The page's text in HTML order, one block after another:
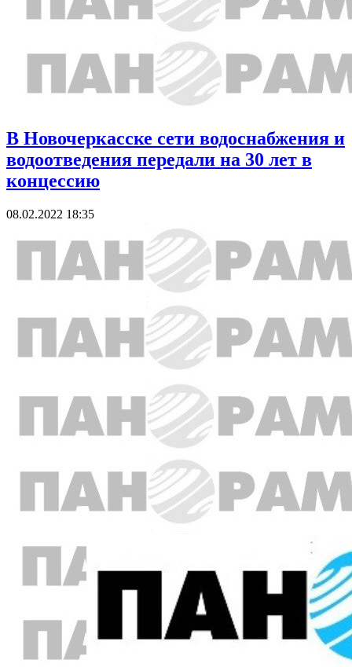
В Новочеркасске сети водоснабжения и
водоотведения передали на 30 лет в
концессию
08.02.2022 18:35